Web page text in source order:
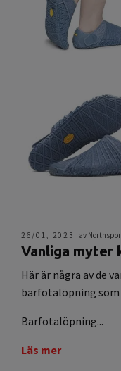
26/01, 2023 av
Vanliga myter
Här är några av de
barfotalöpning
Barfotalöpning...
Läs mer